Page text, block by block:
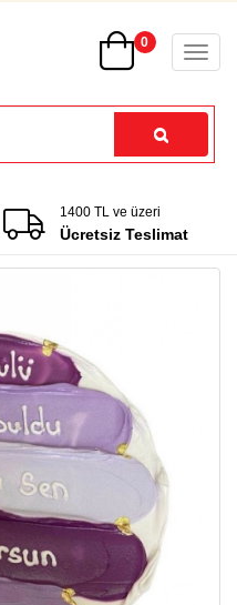
0
1400 TL ve üzeri
Ücretsiz Teslimat